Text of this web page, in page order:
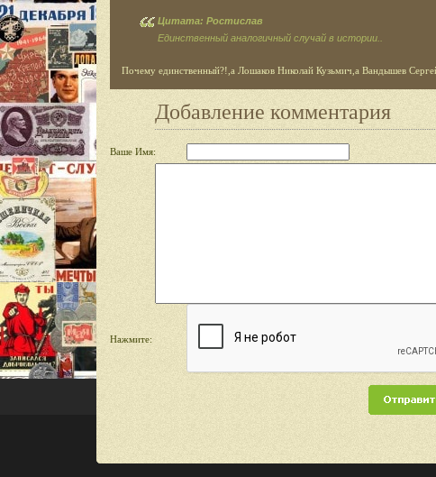
Цитата: Ростислав
Единственный аналогичный случай в истории..
Почему единственный?!,а Лошаков Николай Кузьмич,а Вандышев
Добавление комментария
Ваше Имя:
Нажмите: